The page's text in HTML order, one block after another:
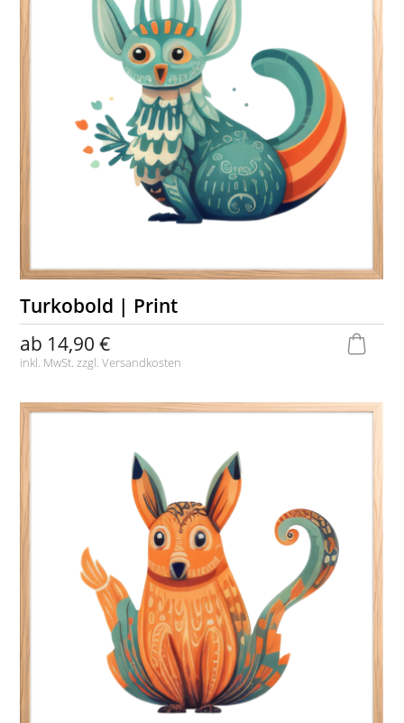
Turkobold | Print
ab 14,90 €
inkl. MwSt. zzgl.Versandkosten